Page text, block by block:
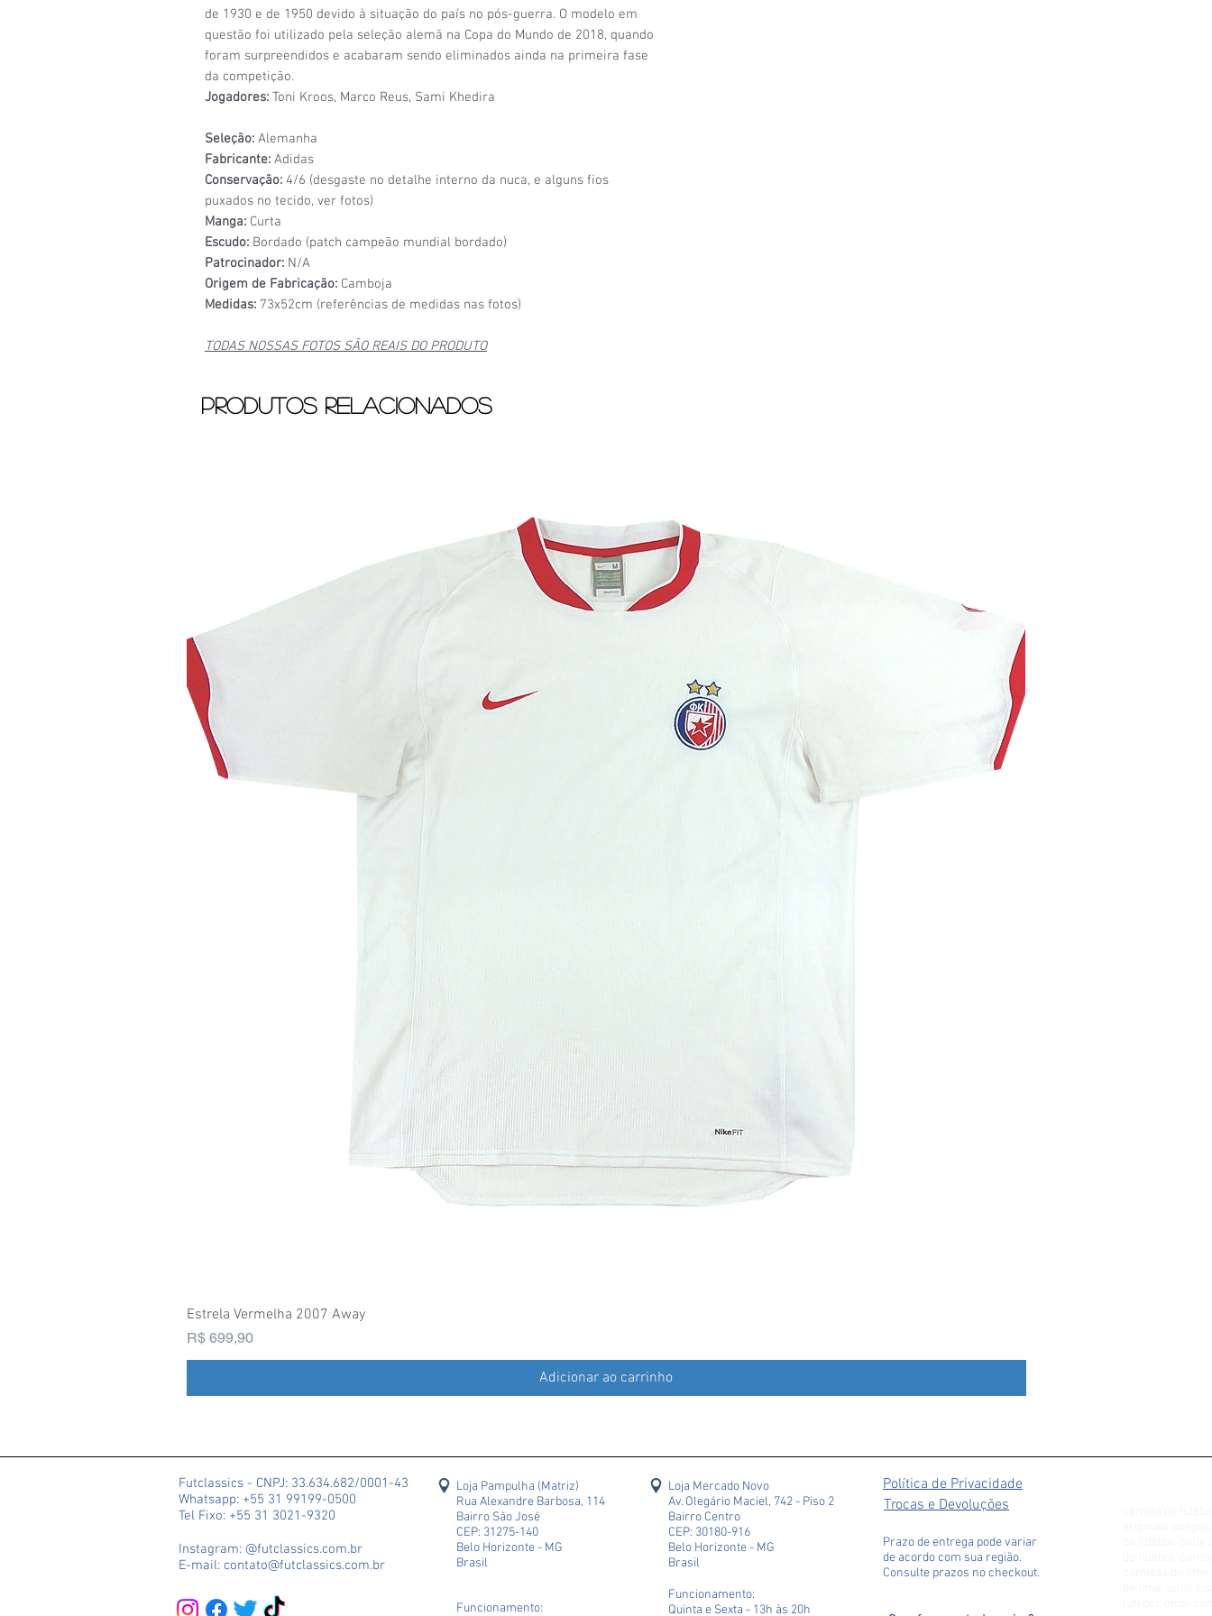
de 1930 e de 1950 devido à situação do país no pós-guerra. O modelo em
questão foi utilizado pela seleção alemã na Copa do Mundo de 2018, quando
foram surpreendidos e acabaram sendo eliminados ainda na primeira fase
da competição.
Jogadores: Toni Kroos, Marco Reus, Sami Khedira
Seleção: Alemanha
Fabricante: Adidas
Conservação: 4/6 (desgaste no detalhe interno da nuca, e alguns fios
puxados no tecido, ver fotos)
Manga: Curta
Escudo: Bordado (patch campeão mundial bordado)
Patrocinador: N/A
Origem de Fabricação: Camboja
Medidas: 73x52cm (referências de medidas nas fotos)
TODAS NOSSAS FOTOS SÃO REAIS DO PRODUTO
Produtos relacionados
Estrela Vermelha 2007 Away
Preço
R$ 699,90
Adicionar ao carrinho
Futclassics - CNPJ: 33.634.682/0001-43
Whatsapp: +55 31 99199-0500
Tel Fixo: +55 31 3021-9320
Instagram: @futclassics.com.br
E-mail: contato@futclassics.com.br
Loja Pampulha (Matriz)
Rua Alexandre Barbosa, 114
Bairro São José
CEP: 31275-140
Belo Horizonte - MG
Brasil
Funcionamento:
Política de Privacidade
Trocas e Devoluções
Prazo de entrega pode variar
de acordo com sua região.
Consulte prazos no checkout.
Loja Mercado Novo
Av. Olegário Maciel, 742 - Piso 2
Bairro Centro
CEP: 30180-916
Belo Horizonte - MG
Brasil
Funcionamento:
Quinta e Sexta - 13h às 20h